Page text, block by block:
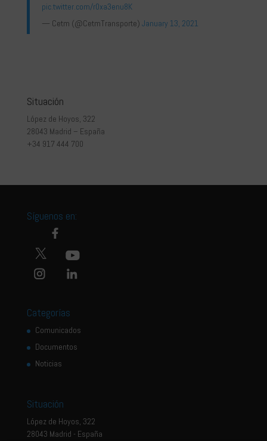
pic.twitter.com/r0xa3enu8K
— Cetm (@CetmTransporte) January 13, 2021
Situación
López de Hoyos, 322
28043 Madrid – España
+34 917 444 700
Síguenos en:
Categorías
Comunicados
Documentos
Noticias
Situación
López de Hoyos, 322
28043 Madrid - España